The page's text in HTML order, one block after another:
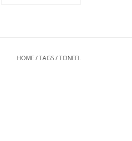
HOME/TAGS/TONEEL